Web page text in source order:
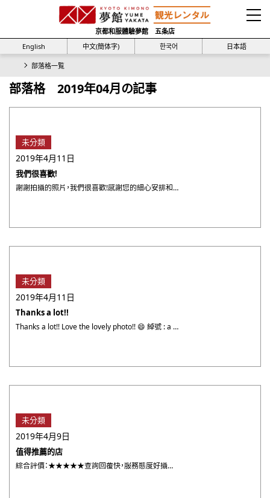
京都和服體驗夢館 五条店
English
中文(簡体字) 한국어 日本語
部落格一覧
部落格 2019年04月の記事
未分類
2019年4月11日
我們很喜歡!
謝謝拍攝的照片，我們很喜歡!感謝您的細心安排和照顧，使這次的和服體驗愉快難忘 綽號 : 匿名攝影師 : 董 來 ・・・
未分類
2019年4月11日
Thanks a lot!!
Thanks a lot!! Love the lovely photo!! 😄 綽號 : a ・・・
未分類
2019年4月9日
值得推薦的店
綜合評價：★★★★★查詢回覆快，服務態度好攝影師很好，很友善，值得推薦照片很滿意，能拍出女兒表情多多及溫馨場面 ・・・